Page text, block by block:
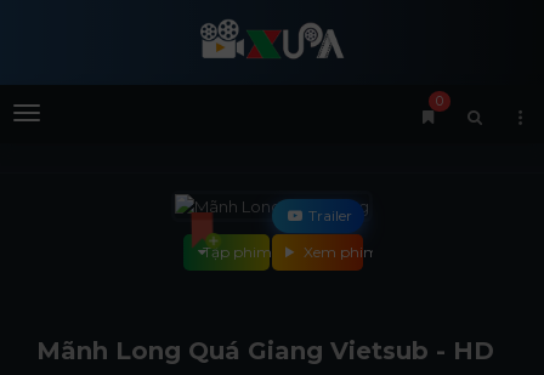
Menu
0
Trailer
Xem phim
Tập phim
Mãnh Long Quá Giang Vietsub - HD